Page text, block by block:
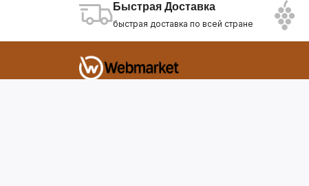
APPLE
AOTE 7
ELEMENT
INTEX 0
Быстрая Доставка
быстрая доставка по всей стране